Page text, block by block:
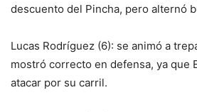
descuento del Pincha, pero alternó
Lucas Rodríguez (6): se animó a
mostró correcto en defensa, ya que
atacar por su carril.